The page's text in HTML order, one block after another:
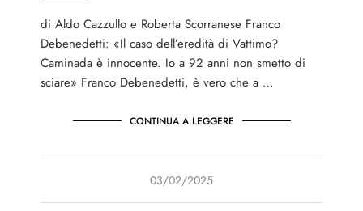
di Aldo Cazzullo e Roberta Scorranese Franco
Debenedetti: «Il caso dell’eredità di Vattimo?
Caminada è innocente. Io a 92 anni non smetto di
sciare» Franco Debenedetti, è vero che a …
CONTINUA A LEGGERE
03/02/2025